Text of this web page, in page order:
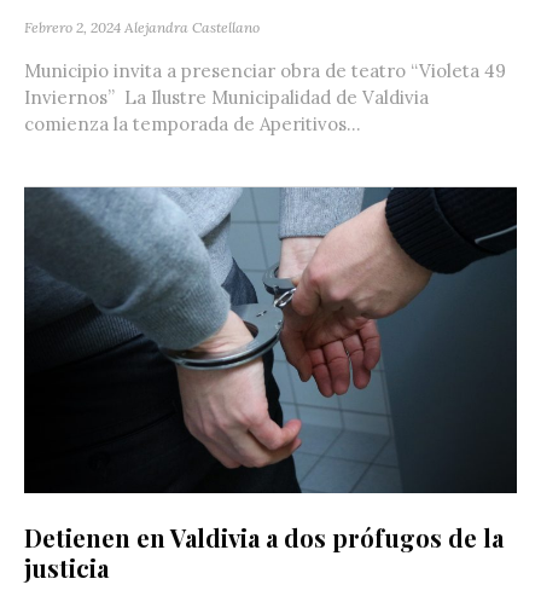
Febrero 2, 2024 Alejandra Castellano
Municipio invita a presenciar obra de teatro “Violeta 49
Inviernos” La Ilustre Municipalidad de Valdivia
comienza la temporada de Aperitivos...
Detienen en Valdivia a dos prófugos de la
justicia